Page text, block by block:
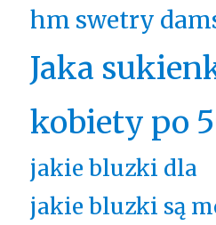
hm swetry
Jaka
kobiety po
jakie bluzki dla
jakie bluzki są